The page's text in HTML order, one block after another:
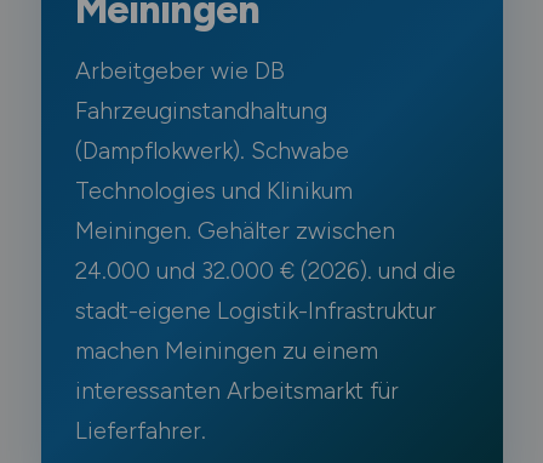
Arbeitgeber wie DB
Fahrzeuginstandhaltung
(Dampflokwerk). Schwabe
Technologies und Klinikum
Meiningen. Gehälter zwischen
24.000 und 32.000 € (2026). und die
stadt-eigene Logistik-Infrastruktur
machen Meiningen zu einem
interessanten Arbeitsmarkt für
Lieferfahrer.